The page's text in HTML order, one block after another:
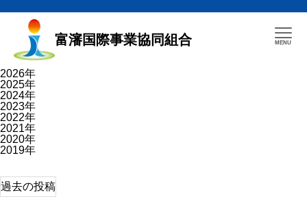
富瀋国際事業協同組合
2026年
2025年
2024年
2023年
2022年
2021年
2020年
2019年
投
稿
過去の投稿